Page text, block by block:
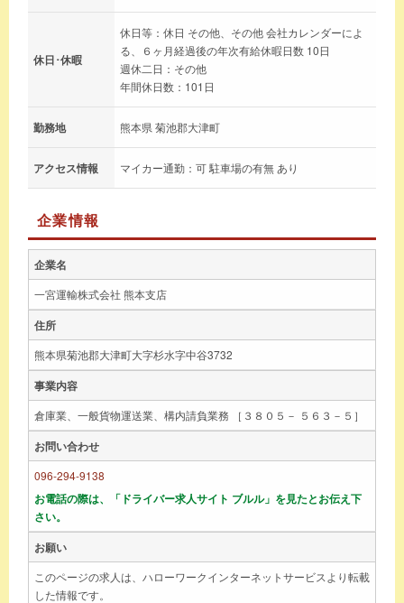
休日･休暇
休日等：休日 その他、その他 会社カレンダーによ
る、６ヶ月経過後の年次有給休暇日数 10日
週休二日：その他
年間休日数：101日
勤務地 熊本県 菊池郡大津町
アクセス情報 マイカー通勤：可 駐車場の有無 あり
企業情報
企業名
一宮運輸株式会社 熊本支店
住所
熊本県菊池郡大津町大字杉水字中谷3732
事業内容
倉庫業、一般貨物運送業、構内請負業務 ［３８０５－ ５６３－５］
お問い合わせ
096-294-9138
お電話の際は、「ドライバー求人サイト ブルル」を見たとお伝え下
さい。
お願い
このページの求人は、ハローワークインターネットサービスより転載
した情報です。